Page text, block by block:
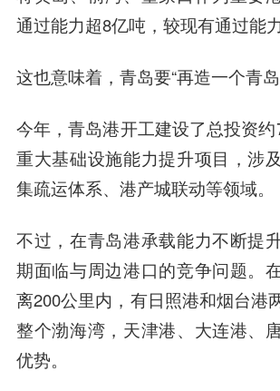
通过能力超8亿吨，较现有通过能
这也意味着，青岛要“再造一个青岛
今年，青岛港开工建设了总投资约
重大基础设施能力提升项目，涉
集疏运体系、港产城联动等领域。
不过，在青岛港承载能力不断提
期面临与周边港口的竞争问题。
离200公里内，有日照港和烟台港
整个渤海湾，天津港、大连港、
优势。